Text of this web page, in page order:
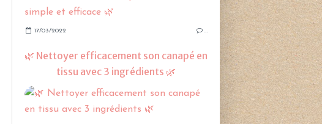
17/03/2022 …
🌿 Nettoyer efficacement son canapé en
tissu avec 3 ingrédients 🌿